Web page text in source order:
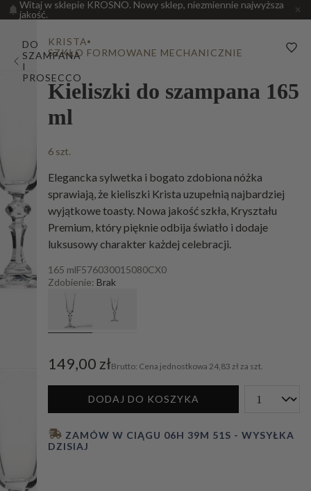
Witaj w sklepie KROSNO. Nowy sklep, niezmiennie najwyższa
jakość.
DO
SZAMPANA
I
PROSECCO
11
KRISTA
SZKŁO FORMOWANE MECHANICZNIE
Kieliszki do szampana 165
ml
6 szt.
Elegancka sylwetka i bogato zdobiona nóżka
sprawiają, że kieliszki Krista uzupełnią najbardziej
wyjątkowe toasty. Nowa jakość szkła, Kryształu
Premium, który pięknie odbija światło i dodaje
luksusowy charakter każdej celebracji.
165 mlF576030015080CX0
Zdobienie: Brak
149,00 zł Cena jednostkowa 24,83 zł za szt.
DODAJ DO KOSZYKA
ZAMÓW W CIĄGU 06H 39M 50S - WYSYŁKA
DZISIAJ